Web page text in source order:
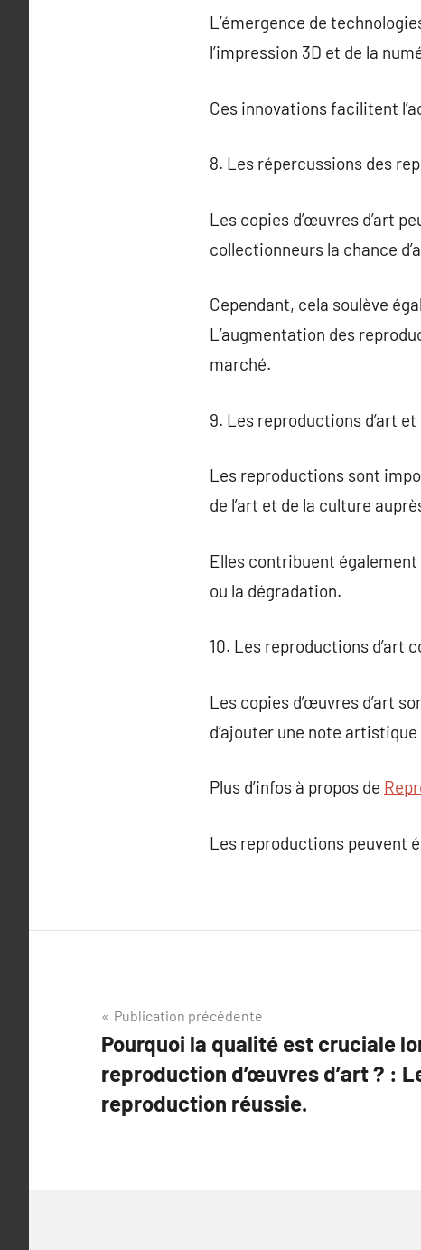
L’émergence de
l’impression 3D et de la
Ces innovations facilitent
8. Les répercussions des
Les copies d’œuvres d’art
collectionneurs la chance
Cependant, cela soulève
L’augmentation des
marché.
9. Les reproductions d’art
Les reproductions sont
de l’art et de la culture
Elles contribuent
ou la dégradation.
10. Les reproductions d’art
Les copies d’œuvres d’art
d’ajouter une note
Plus d’infos à propos de
Les reproductions peuvent
Navigation
de
l’article
Publication précédente
Pourquoi la qualité est cruciale
reproduction d’œuvres d’art ? :
reproduction réussie.